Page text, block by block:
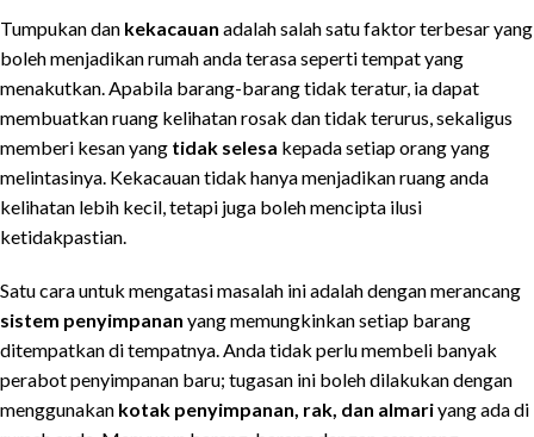
Tumpukan dan kekacauan adalah salah satu faktor terbesar yang
boleh menjadikan rumah anda terasa seperti tempat yang
menakutkan. Apabila barang-barang tidak teratur, ia dapat
membuatkan ruang kelihatan rosak dan tidak terurus, sekaligus
memberi kesan yang tidak selesa kepada setiap orang yang
melintasinya. Kekacauan tidak hanya menjadikan ruang anda
kelihatan lebih kecil, tetapi juga boleh mencipta ilusi
ketidakpastian.
Satu cara untuk mengatasi masalah ini adalah dengan merancang
sistem penyimpanan yang memungkinkan setiap barang
ditempatkan di tempatnya. Anda tidak perlu membeli banyak
perabot penyimpanan baru; tugasan ini boleh dilakukan dengan
menggunakan kotak penyimpanan, rak, dan almariyang ada di